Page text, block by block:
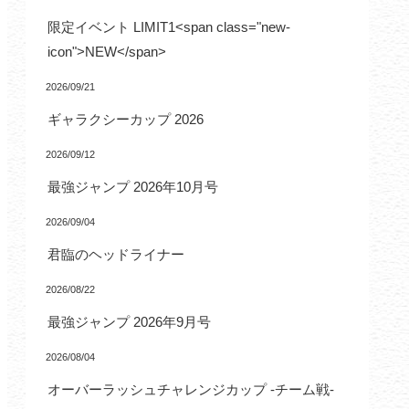
限定イベント LIMIT1<span class="new-
icon">NEW</span>
2026/09/21
ギャラクシーカップ 2026
2026/09/12
最強ジャンプ 2026年10月号
2026/09/04
君臨のヘッドライナー
2026/08/22
最強ジャンプ 2026年9月号
2026/08/04
オーバーラッシュチャレンジカップ -チーム戦-